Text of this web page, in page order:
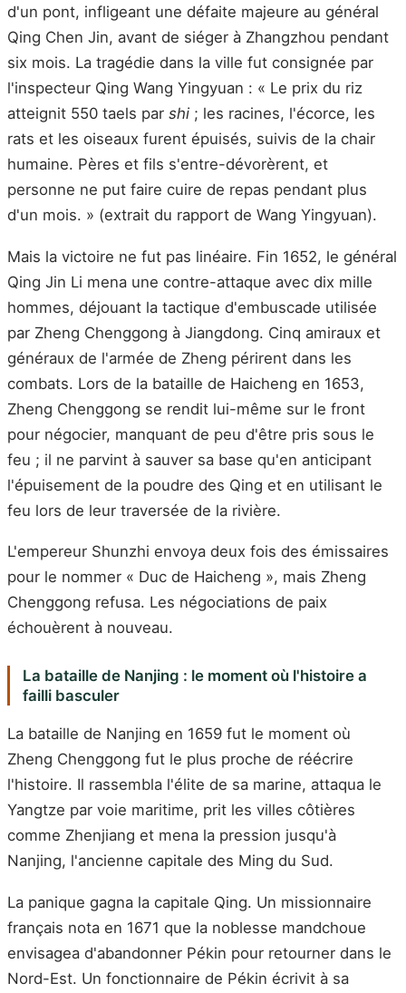
d'un pont, infligeant une défaite majeure au général
Qing Chen Jin, avant de siéger à Zhangzhou pendant
six mois. La tragédie dans la ville fut consignée par
l'inspecteur Qing Wang Yingyuan : « Le prix du riz
atteignit 550 taels par shi ; les racines, l'écorce, les
rats et les oiseaux furent épuisés, suivis de la chair
humaine. Pères et fils s'entre-dévorèrent, et
personne ne put faire cuire de repas pendant plus
d'un mois. » (extrait du rapport de Wang Yingyuan).
Mais la victoire ne fut pas linéaire. Fin 1652, le général
Qing Jin Li mena une contre-attaque avec dix mille
hommes, déjouant la tactique d'embuscade utilisée
par Zheng Chenggong à Jiangdong. Cinq amiraux et
généraux de l'armée de Zheng périrent dans les
combats. Lors de la bataille de Haicheng en 1653,
Zheng Chenggong se rendit lui-même sur le front
pour négocier, manquant de peu d'être pris sous le
feu ; il ne parvint à sauver sa base qu'en anticipant
l'épuisement de la poudre des Qing et en utilisant le
feu lors de leur traversée de la rivière.
L'empereur Shunzhi envoya deux fois des émissaires
pour le nommer « Duc de Haicheng », mais Zheng
Chenggong refusa. Les négociations de paix
échouèrent à nouveau.
La bataille de Nanjing : le moment où l'histoire a
failli basculer
La bataille de Nanjing en 1659 fut le moment où
Zheng Chenggong fut le plus proche de réécrire
l'histoire. Il rassembla l'élite de sa marine, attaqua le
Yangtze par voie maritime, prit les villes côtières
comme Zhenjiang et mena la pression jusqu'à
Nanjing, l'ancienne capitale des Ming du Sud.
La panique gagna la capitale Qing. Un missionnaire
français nota en 1671 que la noblesse mandchoue
envisagea d'abandonner Pékin pour retourner dans le
Nord-Est. Un fonctionnaire de Pékin écrivit à sa